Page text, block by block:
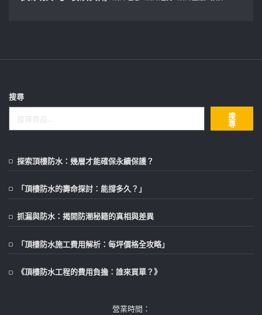
搜尋
搜
尋
探索頂樓防水：幾層才能確保永續保護？
「頂樓防水的壽命探討：能撐多久？」
抓漏與防水：揭開防潮秘籍的真相與差異
「頂樓防水施工費用解析：每坪價格全攻略」
《頂樓防水工程的費用負擔：誰來買單？》
營業時間：